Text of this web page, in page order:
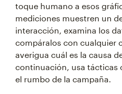
toque humano a esos
mediciones muestren un
interacción, examina los
compáralos con cualquier
averigua cuál es la causa
continuación, usa tácticas
el rumbo de la campaña.